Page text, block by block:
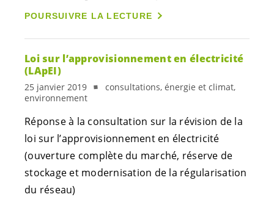
POURSUIVRE LA LECTURE
Loi sur l’approvisionnement en électricité
(LApEI)
25 janvier 2019
consultations, énergie et climat,
environnement
Réponse à la consultation sur la révision de la
loi sur l’approvisionnement en électricité
(ouverture complète du marché, réserve de
stockage et modernisation de la régularisation
du réseau)